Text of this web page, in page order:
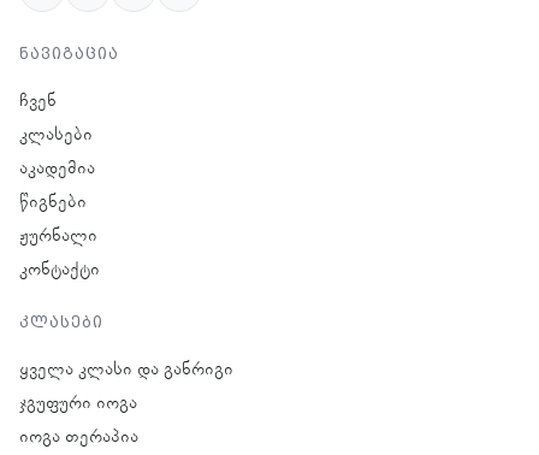
ნავიგაცია
ჩვენ
კლასები
აკადემია
წიგნები
ჟურნალი
კონტაქტი
კლასები
ყველა კლასი და განრიგი
ჯგუფური იოგა
იოგა თერაპია